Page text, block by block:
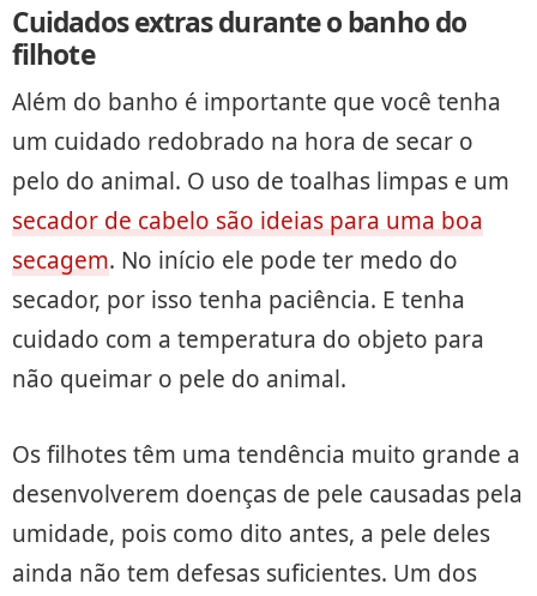
Cuidados extras durante o banho do
filhote
Além do banho é importante que você tenha
um cuidado redobrado na hora de secar o
pelo do animal. O uso de toalhas limpas e um
secador de cabelo são ideias para uma boa
secagem. No início ele pode ter medo do
secador, por isso tenha paciência. E tenha
cuidado com a temperatura do objeto para
não queimar o pele do animal.
Os filhotes têm uma tendência muito grande a
desenvolverem doenças de pele causadas pela
umidade, pois como dito antes, a pele deles
ainda não tem defesas suficientes. Um dos